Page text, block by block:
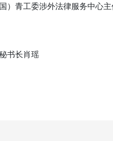
）青工委涉外法律服务中心
书长肖瑶